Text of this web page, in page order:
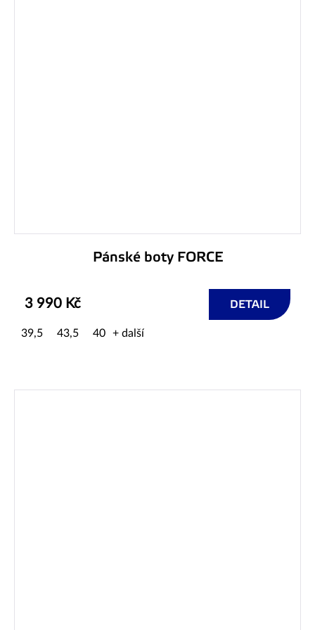
Pánské boty FORCE
3 990 Kč DETAIL
39,5 43,5 40 + další